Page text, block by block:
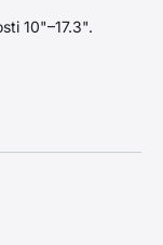
10"–17.3".